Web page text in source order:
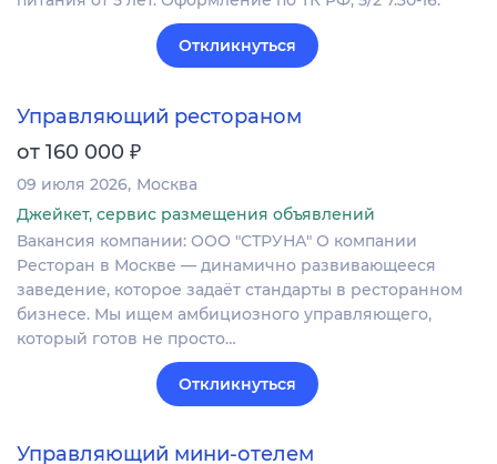
Откликнуться
Управляющий рестораном
от 160 000 ₽
09 июля 2026 Москва
Джейкет, сервис размещения объявлений
Вакансия компании: ООО "СТРУНА" О компании
Ресторан в Москве — динамично развивающееся
заведение, которое задаёт стандарты в ресторанном
бизнесе. Мы ищем амбициозного управляющего,
который готов не просто…
Откликнуться
Управляющий мини-отелем